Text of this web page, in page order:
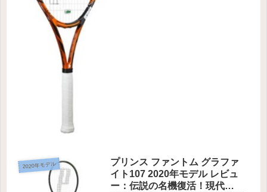
2020年モデル
プリンス ファントム グラファ
イト107 2020年モデル レビュ
ー：伝説の名機復活！現代テ